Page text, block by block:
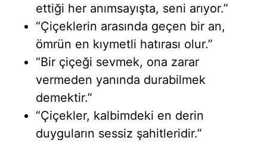
ettiği her anımsayışta, seni arıyor.”
“Çiçeklerin arasında geçen bir an,
ömrün en kıymetli hatırası olur.”
“Bir çiçeği sevmek, ona zarar
vermeden yanında durabilmek
demektir.”
“Çiçekler, kalbimdeki en derin
duyguların sessiz şahitleridir.”